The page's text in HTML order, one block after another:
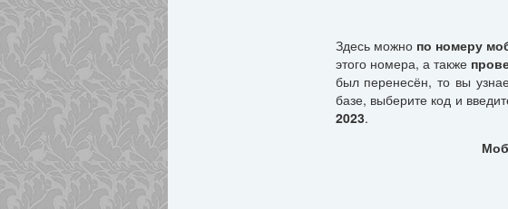
Здесь можно по номеру
этого номера, а также
был перенесён, то вы
базе, выберите код и
2023.